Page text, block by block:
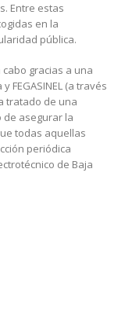
Entre estas
en la
pública.
gracias a una
FEGASINEL (a través
tratado de una
de asegurar la
todas aquellas
periódica
de Baja